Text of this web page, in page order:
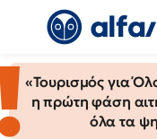
«Τουρισμός για
η πρώτη φάση
όλα τα